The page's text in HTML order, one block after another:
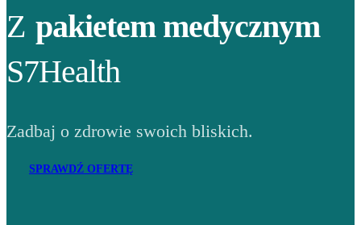
Z pakietem medycznym
S7Health
Zadbaj o zdrowie swoich bliskich.
SPRAWDŹ OFERTĘ